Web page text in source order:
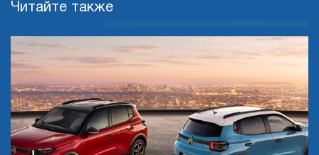
Читайте также